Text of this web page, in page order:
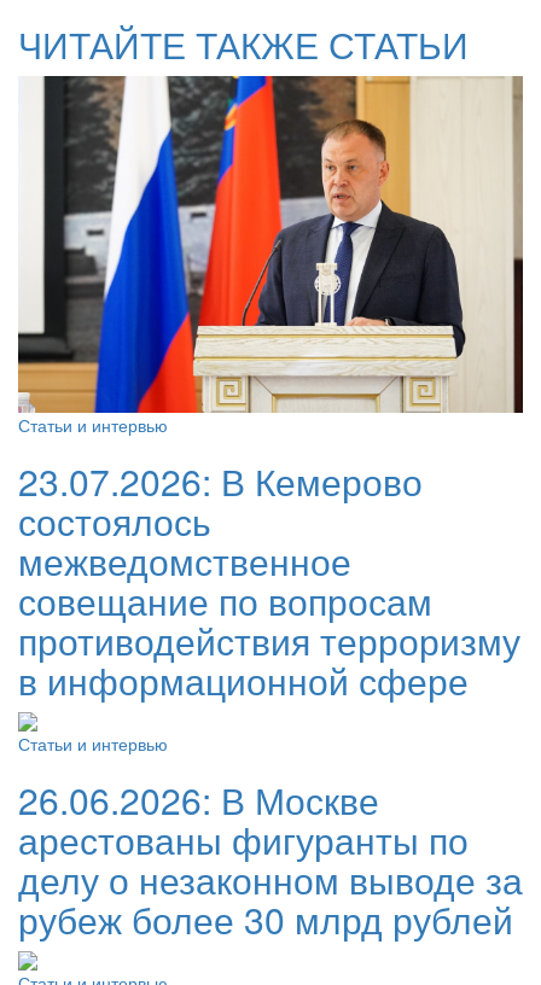
ЧИТАЙТЕ ТАКЖЕ СТАТЬИ
Статьи и интервью
23.07.2026: В Кемерово
состоялось
межведомственное
совещание по вопросам
противодействия терроризму
в информационной сфере
Статьи и интервью
26.06.2026: В Москве
арестованы фигуранты по
делу о незаконном выводе за
рубеж более 30 млрд рублей